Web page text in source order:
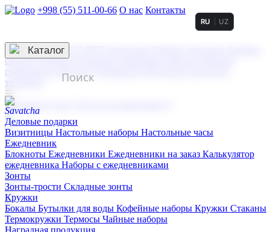
+998 (55) 511-00-66 О нас Контакты
3D гравировка
смолой (Doming)
гравировка твердая
тиснение
RU UZ
☰
Контакты
Каталог
Деловые подарки
Визитницы Настольные наборы Настольные часы
Ежедневник
Блокноты Ежедневники Ежедневники на заказ Калькулятор
ежедневника Наборы с ежедневниками
Зонты
Зонты-трости Складные зонты
Кружки
Бокалы Бутылки для воды Кофейные наборы Кружки Стаканы
Термокружки Термосы Чайные наборы
Наградная продукция